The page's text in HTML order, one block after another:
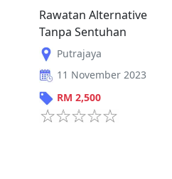
Rawatan Alternative
Tanpa Sentuhan
Putrajaya
11 November 2023
RM 2,500